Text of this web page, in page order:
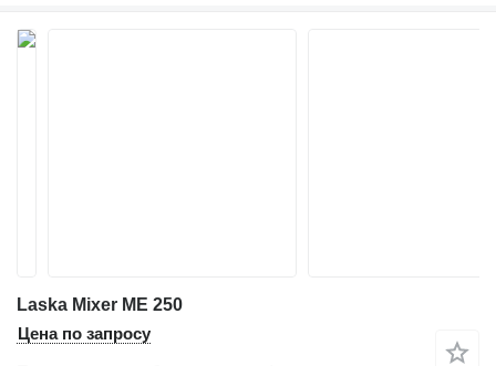
Laska Mixer ME 250
Цена по запросу